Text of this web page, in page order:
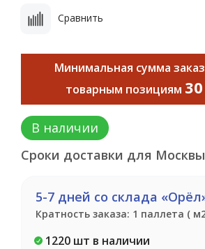
Сравнить
Минимальная сумма
товарным позициям
В наличии
Сроки доставки для Москвы
5-7 дней со склада
Кратность заказа: 1 паллета (
1220 шт в наличии